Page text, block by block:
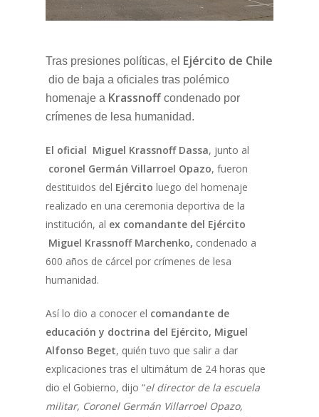
Tras presiones políticas, el Ejército de Chile
dio de baja a oficiales tras polémico
homenaje a Krassnoff condenado por
crímenes de lesa humanidad.
El oficial Miguel Krassnoff Dassa, junto al
coronel Germán Villarroel Opazo, fueron
destituidos del Ejército luego del homenaje
realizado en una ceremonia deportiva de la
institución, al ex comandante del Ejército
Miguel Krassnoff Marchenko, condenado a
600 años de cárcel por crímenes de lesa
humanidad.
Así lo dio a conocer el comandante de
educación y doctrina del Ejército, Miguel
Alfonso Beget, quién tuvo que salir a dar
explicaciones tras el ultimátum de 24 horas que
dio el Gobierno, dijo “el director de la escuela
militar, Coronel Germán Villarroel Opazo,